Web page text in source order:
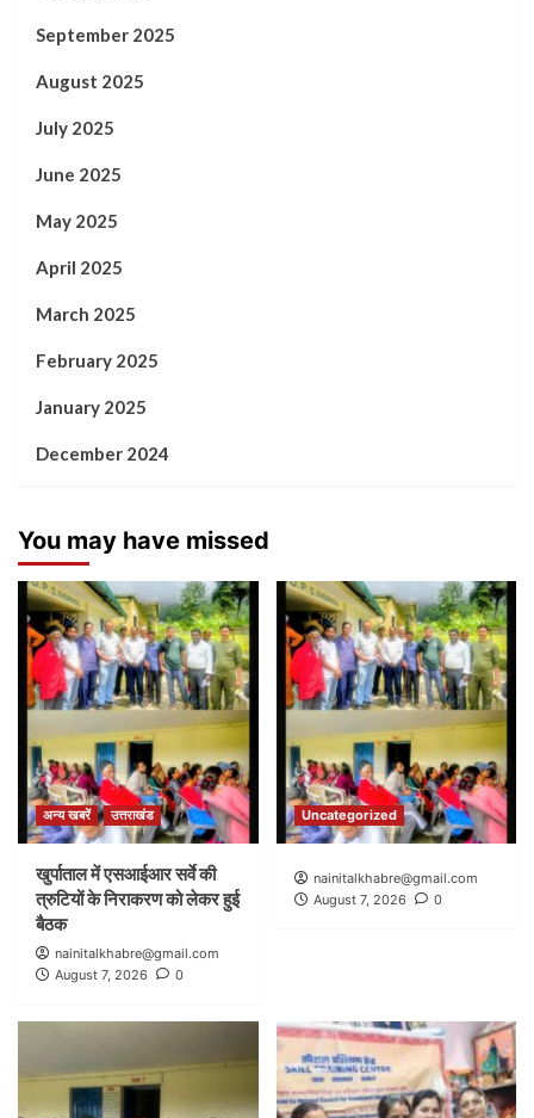
September 2025
August 2025
July 2025
June 2025
May 2025
April 2025
March 2025
February 2025
January 2025
December 2024
You may have missed
अन्य खबरें उत्तराखंड
खुर्पाताल में एसआईआर सर्वे की
त्रुटियों के निराकरण को लेकर हुई
बैठक
nainitalkhabre@gmail.com
August 7, 2026
0
Uncategorized
nainitalkhabre@gmail.com
August 7, 2026
0